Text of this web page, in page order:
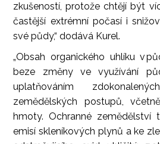
zkušeností, protože chtějí být
častější extrémní počasí i
své půdy,“ dodává Kurel.
„Obsah organického uhlíku v
beze změny ve využívání
uplatňováním
zemědělských postupů,
hmoty. Ochranné zemědělství
emisí skleníkových plynů a ke